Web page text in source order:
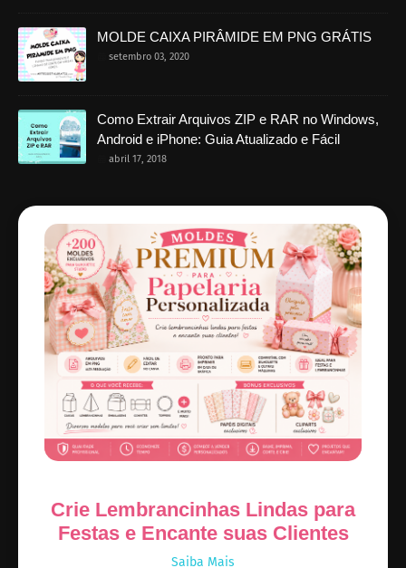
MOLDE CAIXA PIRÂMIDE EM PNG GRÁTIS
setembro 03, 2020
Como Extrair Arquivos ZIP e RAR no Windows,
Android e iPhone: Guia Atualizado e Fácil
abril 17, 2018
Crie Lembrancinhas Lindas para
Festas e Encante suas Clientes
Saiba Mais